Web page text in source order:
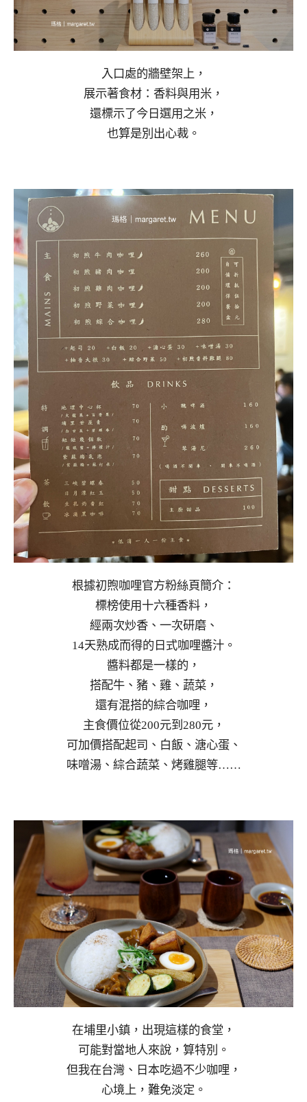
入口處的牆壁架上，
展示著食材：香料與用米，
還標示了今日選用之米，
也算是別出心裁。
根據初煦咖哩官方粉絲頁簡介：
標榜使用十六種香料，
經兩次炒香、一次研磨、
14天熟成而得的日式咖哩醬汁。
醬料都是一樣的，
搭配牛、豬、雞、蔬菜，
還有混搭的綜合咖哩，
主食價位從200元到280元，
可加價搭配起司、白飯、溏心蛋、
味噌湯、綜合蔬菜、烤雞腿等……
在埔里小鎮，出現這樣的食堂，
可能對當地人來說，算特別。
但我在台灣、日本吃過不少咖哩，
心境上，難免淡定。